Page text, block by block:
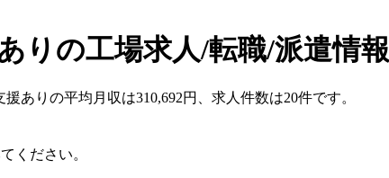
りの工場求人/転職/派遣情報
ありの平均月収は310,692円、求人件数は20件です。
ください。